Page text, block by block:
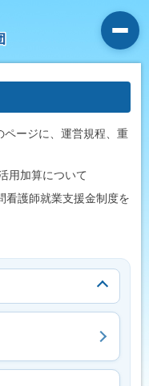
ージに、運営規程、重
用加算について
看護師就業支援金制度を